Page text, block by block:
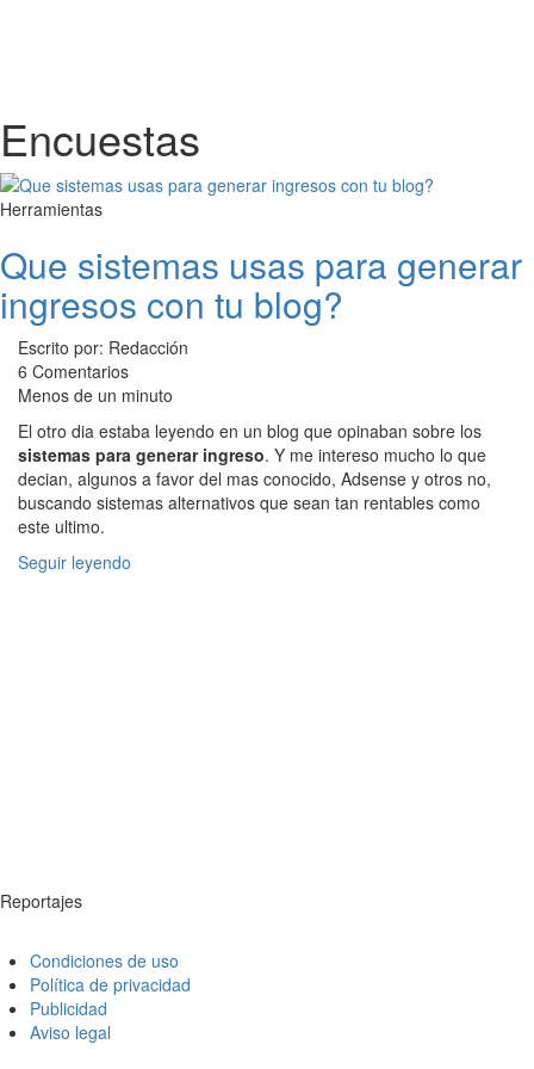
Encuestas
Herramientas
Que sistemas usas para generar
ingresos con tu blog?
Escrito por: Redacción
6 Comentarios
Menos de un minuto
El otro dia estaba leyendo en un blog que opinaban sobre los
sistemas para generar ingreso. Y me intereso mucho lo que
decian, algunos a favor del mas conocido, Adsense y otros no,
buscando sistemas alternativos que sean tan rentables como
este ultimo.
Seguir leyendo
Reportajes
Condiciones de uso
Política de privacidad
Publicidad
Aviso legal